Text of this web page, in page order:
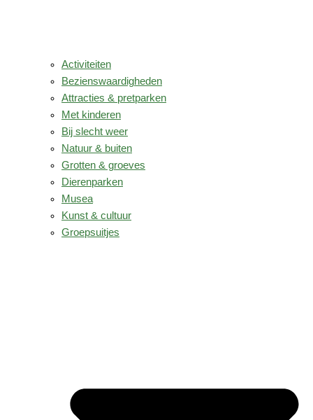
Activiteiten
Bezienswaardigheden
Attracties & pretparken
Met kinderen
Bij slecht weer
Natuur & buiten
Grotten & groeves
Dierenparken
Musea
Kunst & cultuur
Groepsuitjes